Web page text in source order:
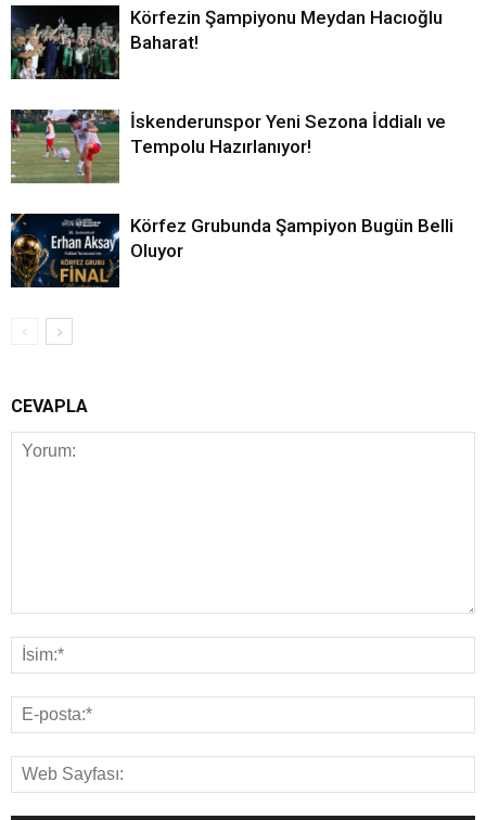
Körfezin Şampiyonu Meydan Hacıoğlu
Baharat!
İskenderunspor Yeni Sezona İddialı ve
Tempolu Hazırlanıyor!
Körfez Grubunda Şampiyon Bugün Belli
Oluyor
CEVAPLA